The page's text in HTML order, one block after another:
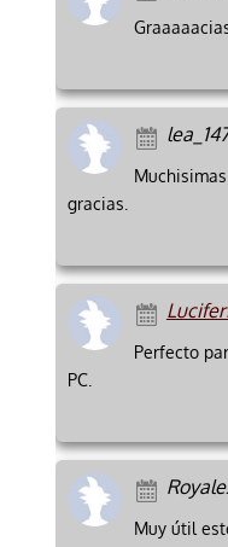
gracias.
Perfecto
PC.
Muy útil